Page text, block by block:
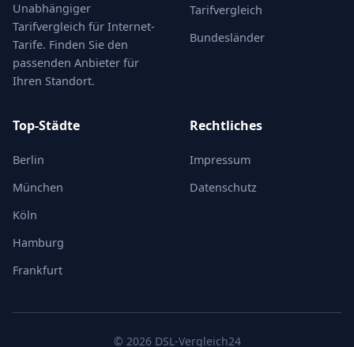
Unabhängiger
Tarifvergleich für Internet-
Tarife. Finden Sie den
passenden Anbieter für
Ihren Standort.
Tarifvergleich
Bundesländer
Top-Städte
Berlin
München
Köln
Hamburg
Frankfurt
Rechtliches
Impressum
Datenschutz
© 2026 DSL-Vergleich24